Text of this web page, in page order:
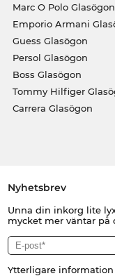
Marc O Polo Glasögon
Emporio Armani
Guess Glasögon
Persol Glasögon
Boss Glasögon
Tommy Hilfiger
Carrera Glasögon
Nyhetsbrev
Unna din inkorg lite
mycket mer väntar på
Ytterligare